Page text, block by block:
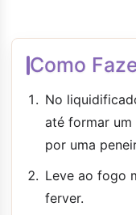
Como
No
até formar um
por uma
Leve ao fogo
ferver.